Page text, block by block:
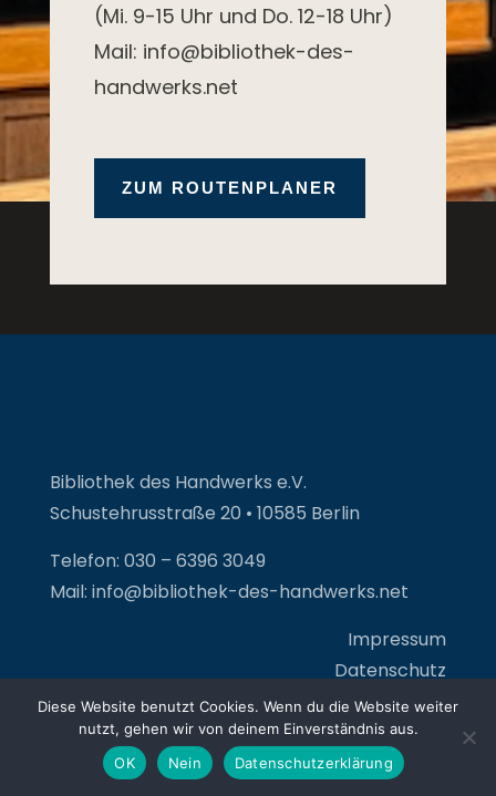
(Mi. 9-15 Uhr und Do. 12-18 Uhr)
Mail: info@bibliothek-des-
handwerks.net
ZUM ROUTENPLANER
Bibliothek des Handwerks e.V.
Schustehrusstraße 20 • 10585 Berlin
Telefon: 030 – 6396 3049
Mail: info@bibliothek-des-handwerks.net
Impressum
Datenschutz
Diese Website benutzt Cookies. Wenn du die Website weiter
nutzt, gehen wir von deinem Einverständnis aus.
OK
Nein Datenschutzerklärung